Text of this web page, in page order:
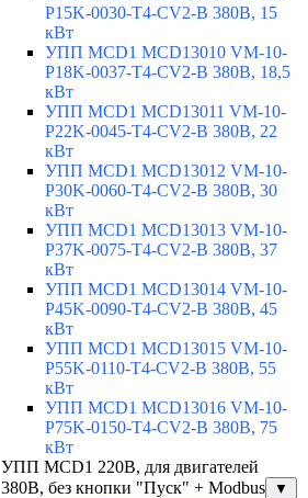
P15K-0030-T4-CV2-B 380В, 15
кВт
УПП MCD1 MCD13010 VM-10-
P18K-0037-T4-CV2-B 380В, 18,5
кВт
УПП MCD1 MCD13011 VM-10-
P22K-0045-T4-CV2-B 380В, 22
кВт
УПП MCD1 MCD13012 VM-10-
P30K-0060-T4-CV2-B 380В, 30
кВт
УПП MCD1 MCD13013 VM-10-
P37K-0075-T4-CV2-B 380В, 37
кВт
УПП MCD1 MCD13014 VM-10-
P45K-0090-T4-CV2-B 380В, 45
кВт
УПП MCD1 MCD13015 VM-10-
P55K-0110-T4-CV2-B 380В, 55
кВт
УПП MCD1 MCD13016 VM-10-
P75K-0150-T4-CV2-B 380В, 75
кВт
УПП MCD1 220В, для двигателей
380В, без кнопки "Пуск" + Modbus
▼